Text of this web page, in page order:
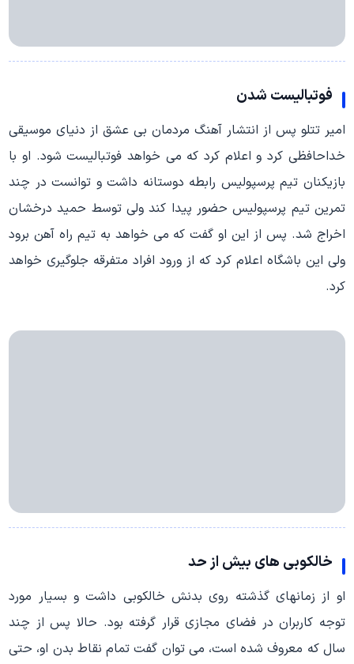
فوتبالیست شدن
امیر تتلو پس از انتشار آهنگ مردمان بی عشق از دنیای موسیقی
خداحافظی کرد و اعلام کرد که می خواهد فوتبالیست شود. او با
بازیکنان تیم پرسپولیس رابطه دوستانه داشت و توانست در چند
تمرین تیم پرسپولیس حضور پیدا کند ولی توسط حمید درخشان
اخراج شد. پس از این او گفت که می خواهد به تیم راه آهن برود
ولی این باشگاه اعلام کرد که از ورود افراد متفرقه جلوگیری خواهد
کرد.
خالکوبی های بیش از حد
او از زمانهای گذشته روی بدنش خالکوبی داشت و بسیار مورد
توجه کاربران در فضای مجازی قرار گرفته بود. حالا پس از چند
سال که معروف شده است، می توان گفت تمام نقاط بدن او، حتی